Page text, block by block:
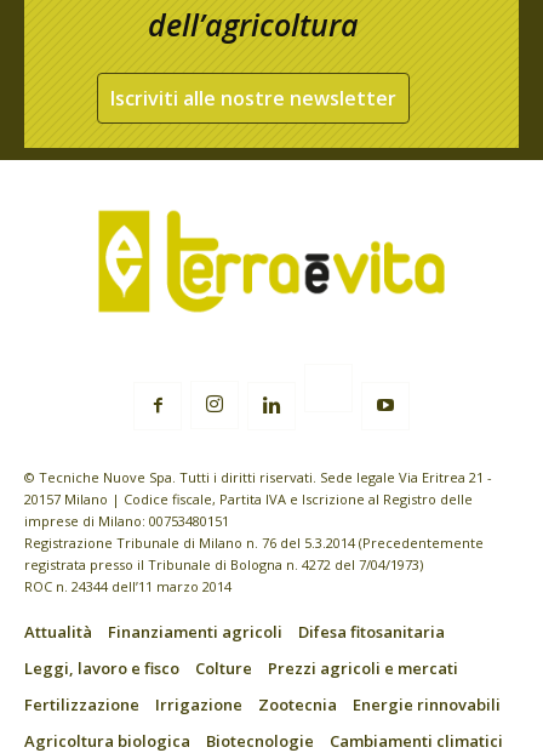
dell’agricoltura
Iscriviti alle nostre newsletter
© Tecniche Nuove Spa. Tutti i diritti riservati. Sede legale Via Eritrea 21 -
20157 Milano | Codice fiscale, Partita IVA e Iscrizione al Registro delle
imprese di Milano: 00753480151
Registrazione Tribunale di Milano n. 76 del 5.3.2014 (Precedentemente
registrata presso il Tribunale di Bologna n. 4272 del 7/04/1973)
ROC n. 24344 dell’11 marzo 2014
Attualità Finanziamenti agricoli
Difesa fitosanitaria
Leggi, lavoro e fisco
Colture
Prezzi agricoli e mercati
Fertilizzazione
Irrigazione Zootecnia
Energie rinnovabili
Agricoltura biologica
Biotecnologie
Cambiamenti climatici